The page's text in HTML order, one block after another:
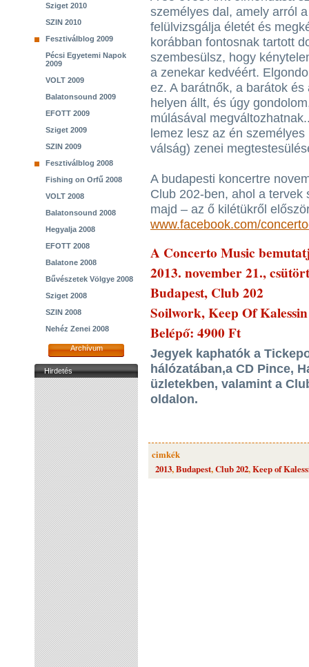
Sziget 2010
SZIN 2010
Fesztiválblog 2009
Pécsi Egyetemi Napok
2009
VOLT 2009
Balatonsound 2009
EFOTT 2009
Sziget 2009
SZIN 2009
Fesztiválblog 2008
Fishing on Orfű 2008
VOLT 2008
Balatonsound 2008
Hegyalja 2008
EFOTT 2008
Balatone 2008
Bűvészetek Völgye 2008
Sziget 2008
SZIN 2008
Nehéz Zenei 2008
Archívum
Hirdetés
személyes dal, amely arról
felülvizsgálja életét és
korábban fontosnak tartott
szembesülsz, hogy
a zenekar kedvéért.
ez. A barátnők, a barátok
helyen állt, és úgy
múlásával
lemez lesz az én
válság) zenei
A budapesti koncertre
Club 202-ben, ahol a
majd – az ő kilétükről
www.facebook.com/
A Concerto Music
2013. november 21.,
Budapest, Club 202
Soilwork, Keep Of
Belépő: 4900 Ft
Jegyek kaphatók a
hálózatában,a CD Pince,
üzletekben, valamint a
oldalon.
cimkék
2013,Budapest,Club 202,Keep of